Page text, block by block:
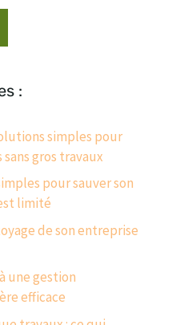
:
simples pour
gros travaux
pour sauver son
limité
de son entreprise
une gestion
efficace